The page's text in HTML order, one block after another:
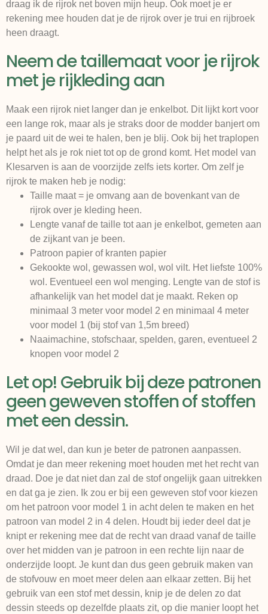
draag ik de rijrok net boven mijn heup. Ook moet je er
rekening mee houden dat je de rijrok over je trui en rijbroek
heen draagt.
Neem de taillemaat voor je rijrok
met je rijkleding aan
Maak een rijrok niet langer dan je enkelbot. Dit lijkt kort voor
een lange rok, maar als je straks door de modder banjert om
je paard uit de wei te halen, ben je blij. Ook bij het traplopen
helpt het als je rok niet tot op de grond komt. Het model van
Klesarven is aan de voorzijde zelfs iets korter. Om zelf je
rijrok te maken heb je nodig:
Taille maat = je omvang aan de bovenkant van de
rijrok over je kleding heen.
Lengte vanaf de taille tot aan je enkelbot, gemeten aan
de zijkant van je been.
Patroon papier of kranten papier
Gekookte wol, gewassen wol, wol vilt. Het liefste 100%
wol. Eventueel een wol menging. Lengte van de stof is
afhankelijk van het model dat je maakt. Reken op
minimaal 3 meter voor model 2 en minimaal 4 meter
voor model 1 (bij stof van 1,5m breed)
Naaimachine, stofschaar, spelden, garen, eventueel 2
knopen voor model 2
Let op! Gebruik bij deze patronen
geen geweven stoffen of stoffen
met een dessin.
Wil je dat wel, dan kun je beter de patronen aanpassen.
Omdat je dan meer rekening moet houden met het recht van
draad. Doe je dat niet dan zal de stof ongelijk gaan uitrekken
en dat ga je zien. Ik zou er bij een geweven stof voor kiezen
om het patroon voor model 1 in acht delen te maken en het
patroon van model 2 in 4 delen. Houdt bij ieder deel dat je
knipt er rekening mee dat de recht van draad vanaf de taille
over het midden van je patroon in een rechte lijn naar de
onderzijde loopt. Je kunt dan dus geen gebruik maken van
de stofvouw en moet meer delen aan elkaar zetten. Bij het
gebruik van een stof met dessin, knip je de delen zo dat
dessin steeds op dezelfde plaats zit, op die manier loopt het